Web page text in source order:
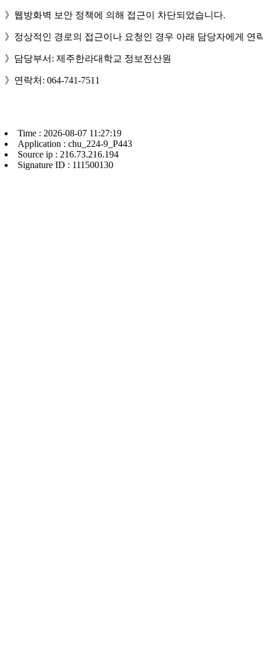
》웹방화벽 보안 정책에 의해 접근이 차단되었습니다.
》정상적인 경로의 접근이나 요청인 경우 아래 담당자에게 연
》담당부서: 제주한라대학교 정보전산원
》연락처: 064-741-7511
Time : 2026-08-07 11:27:19
Application : chu_224-9_P443
Source ip : 216.73.216.194
Signature ID : 111500130